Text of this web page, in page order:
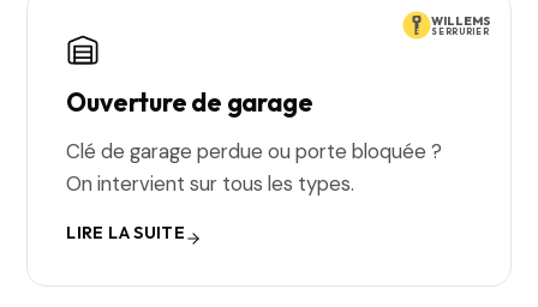
WILLEMS
SERRURIER
Ouverture de garage
Clé de garage perdue ou porte bloquée ?
On intervient sur tous les types.
LIRE LA SUITE